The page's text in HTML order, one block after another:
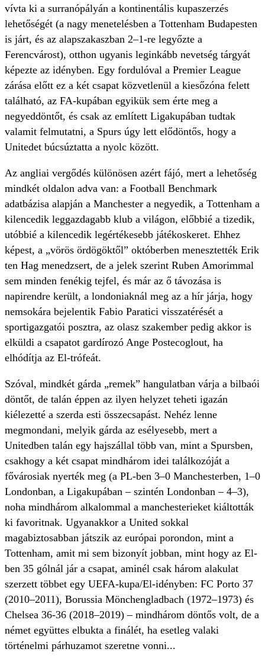
vívta ki a surranópályán a kontinentális kupaszerzés
lehetőségét (a nagy menetelésben a Tottenham Budapesten
is járt, és az alapszakaszban 2–1-re legyőzte a
Ferencvárost), otthon ugyanis leginkább nevetség tárgyát
képezte az idényben. Egy fordulóval a Premier League
zárása előtt ez a két csapat közvetlenül a kiesőzóna felett
található, az FA-kupában egyikük sem érte meg a
negyeddöntőt, és csak az említett Ligakupában tudtak
valamit felmutatni, a Spurs úgy lett elődöntős, hogy a
Unitedet búcsúztatta a nyolc között.
Az angliai vergődés különösen azért fájó, mert a lehetőség
mindkét oldalon adva van: a Football Benchmark
adatbázisa alapján a Manchester a negyedik, a Tottenham a
kilencedik leggazdagabb klub a világon, előbbié a tizedik,
utóbbié a kilencedik legértékesebb játékoskeret. Ehhez
képest, a „vörös ördögöktől” októberben menesztették Erik
ten Hag menedzsert, de a jelek szerint Ruben Amorimmal
sem minden fenékig tejfel, és már az ő távozása is
napirendre került, a londoniaknál meg az a hír járja, hogy
nemsokára bejelentik Fabio Paratici visszatérését a
sportigazgatói posztra, az olasz szakember pedig akkor is
elküldi a csapatot gardírozó Ange Postecoglout, ha
elhódítja az El-trófeát.
Szóval, mindkét gárda „remek” hangulatban várja a bilbaói
döntőt, de talán éppen az ilyen helyzet teheti igazán
kiélezetté a szerda esti összecsapást. Nehéz lenne
megmondani, melyik gárda az esélyesebb, mert a
Unitedben talán egy hajszállal több van, mint a Spursben,
csakhogy a két csapat mindhárom idei találkozóját a
fővárosiak nyerték meg (a PL-ben 3–0 Manchesterben, 1–0
Londonban, a Ligakupában – szintén Londonban – 4–3),
noha mindhárom alkalommal a manchesterieket kiáltották
ki favoritnak. Ugyanakkor a United sokkal
magabiztosabban játszik az európai porondon, mint a
Tottenham, amit mi sem bizonyít jobban, mint hogy az El-
ben 35 gólnál jár a csapat, aminél csak három alakulat
szerzett többet egy UEFA-kupa/El-idényben: FC Porto 37
(2010–2011), Borussia Mönchengladbach (1972–1973) és
Chelsea 36-36 (2018–2019) – mindhárom döntős volt, de a
német együttes elbukta a finálét, ha esetleg valaki
történelmi párhuzamot szeretne vonni...